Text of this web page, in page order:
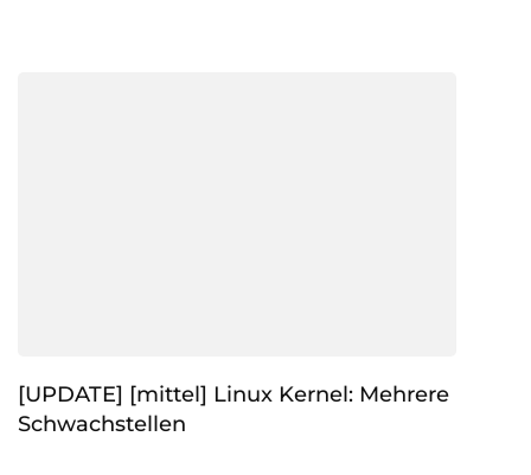
[UPDATE] [mittel] Linux Kernel: Mehrere
Schwachstellen